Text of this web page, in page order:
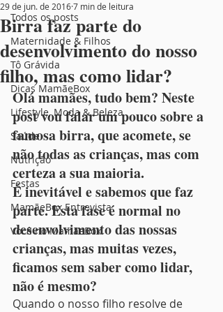
Todos os posts
Maternidade & Filhos
Tô Grávida
Dicas MamãeBox
Lifestyle, Moda & Beleza
Saúde
Nutrição
Festas
MamãeBox Entrevista
Você no MamãeBox
Birra faz parte do
desenvolvimento do nosso
filho, mas como lidar?
29 de jun. de 20167 min de leitura
Olá mamães, tudo bem? Neste
post vou falar um pouco sobre a
famosa birra, que acomete, se
não todas as crianças, mas com
certeza a sua maioria.
É inevitável e sabemos que faz
parte. Esta fase é normal no
desenvolvimento das nossas
crianças, mas muitas vezes,
ficamos sem saber como lidar,
não é mesmo?
Quando o nosso filho resolve de